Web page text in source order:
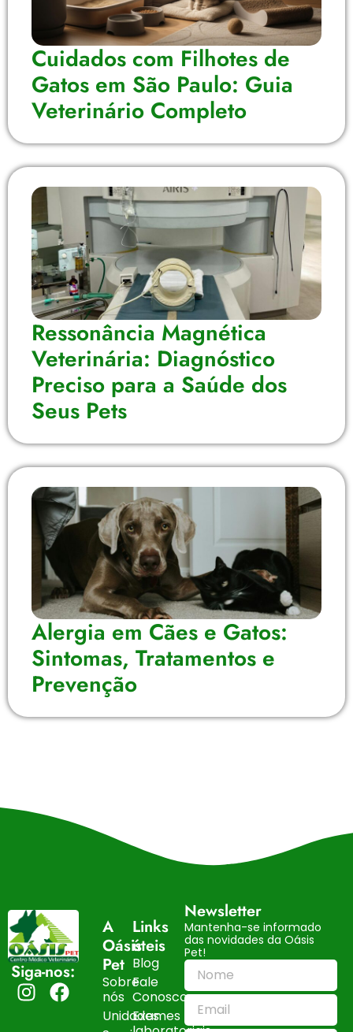
Cuidados com Filhotes de
Gatos em São Paulo: Guia
Veterinário Completo
Ressonância Magnética
Veterinária: Diagnóstico
Preciso para a Saúde dos
Seus Pets
Alergia em Cães e Gatos:
Sintomas, Tratamentos e
Prevenção
Siga-nos:
A
Oásis
Pet
Sobre
nós
Unidades
Links
úteis
Blog
Fale
Conosco
Exames
Newsletter
Mantenha-se informado
das novidades da Oásis
Pet!